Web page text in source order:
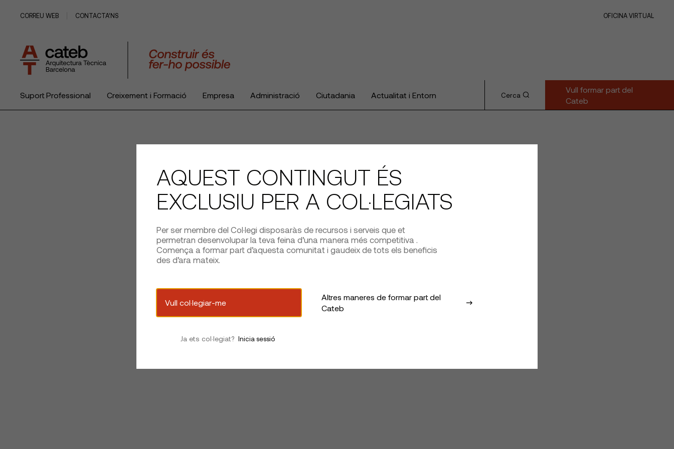
CORREU WEB CONTACTA’NS OFICINA VIRTUAL
Suport Professional Creixement i Formació Empresa Administració Ciutadania Actualitat i Entorn Cerca
Vull formar part del
Cateb
AQUEST CONTINGUT ÉS
EXCLUSIU PER A COL·LEGIATS
Per ser membre del Col·legi disposaràs de recursos i serveis que et
permetran desenvolupar la teva feina d’una manera més competitiva .
Comença a formar part d’aquesta comunitat i gaudeix de tots els beneficis
des d’ara mateix.
Vull col·legiar-me
Altres maneres de formar part del
Cateb
Ja ets col·legiat? Inicia sessió